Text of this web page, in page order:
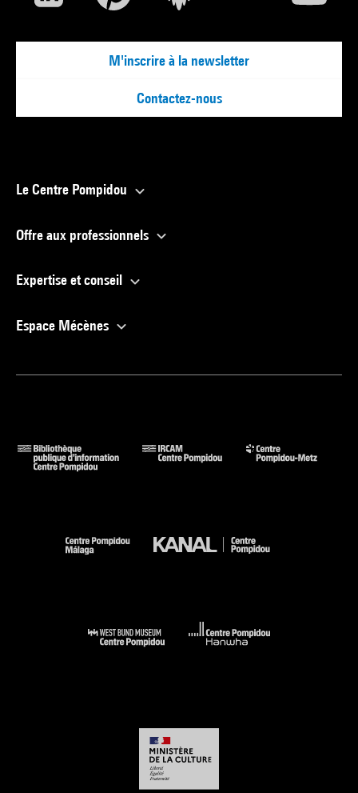
M'inscrire à la newsletter
Contactez-nous
Le Centre Pompidou
Offre aux professionnels
Expertise et conseil
Espace Mécènes